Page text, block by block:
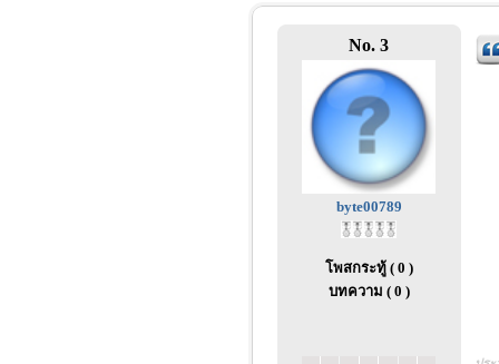
No. 3
byte00789
โพสกระทู้ ( 0 )
บทความ ( 0 )